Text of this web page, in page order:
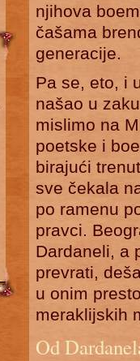
njihova
čašama
generacije.
Pa se, eto, i
našao u
mislimo na
poetske i
birajući
sve čekala
po ramenu
pravci.
Dardaneli, a
prevrati,
u onim
meraklijskih
Od